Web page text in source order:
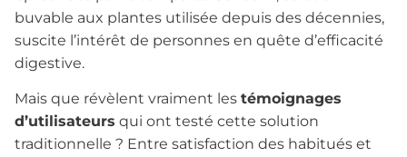
buvable aux plantes utilisée depuis des décennies,
suscite l’intérêt de personnes en quête d’efficacité
digestive.
Mais que révèlent vraiment les témoignages
d’utilisateurs qui ont testé cette solution
traditionnelle ? Entre satisfaction des habitués et